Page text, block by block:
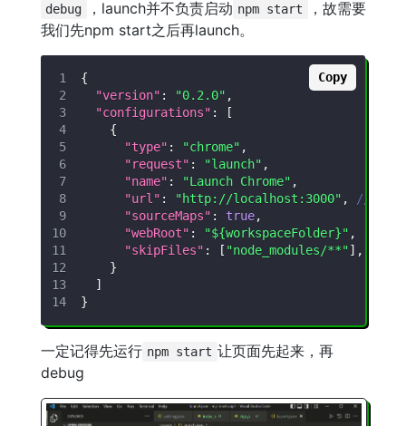
debug ，launch并不负责启动 npm start
，故需要
我们先npm start之后再launch。
{
"version" : "0.2.0" ,
"configurations" :
[
{
"type" : "chrome" ,
"request" : "launch" ,
"name" : "Launch Chrome" ,
"url" : "http://localhost:3000" ,
// 改为
"sourceMaps" : true,
"webRoot" : "${workspaceFolder}" ,
"skipFiles" : [ "node_modules/**"] ,
}
]
}
Copy
一定记得先运行 npm start 让页面先起来，再
debug